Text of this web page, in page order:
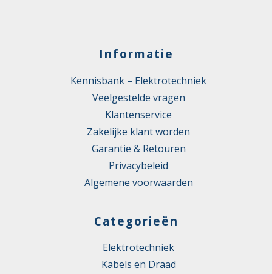
Informatie
Kennisbank – Elektrotechniek
Veelgestelde vragen
Klantenservice
Zakelijke klant worden
Garantie & Retouren
Privacybeleid
Algemene voorwaarden
Categorieën
Elektrotechniek
Kabels en Draad